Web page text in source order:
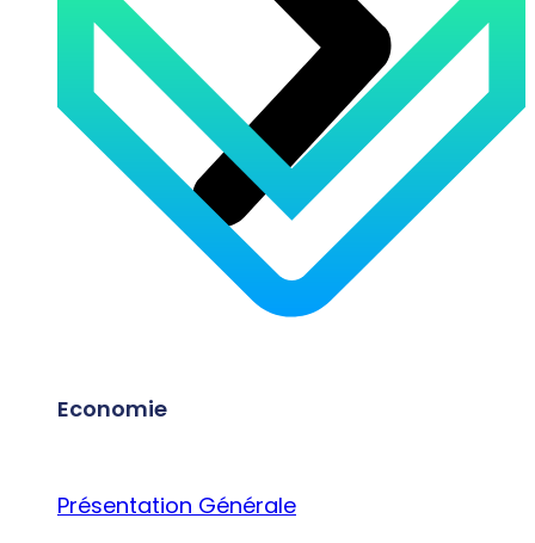
Economie
Présentation Générale